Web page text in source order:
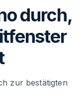
durch,
zur bestätigten